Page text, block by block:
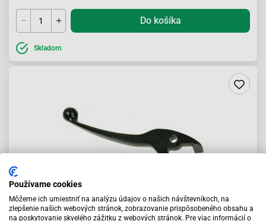
Do košíka
Skladom
Brzdová páčka ľavá zadná kotúčová brzda
Používame cookies
Môžeme ich umiestniť na analýzu údajov o našich návštevníkoch, na
zlepšenie našich webových stránok, zobrazovanie prispôsobeného obsahu a
na poskytovanie skvelého zážitku z webových stránok. Pre viac informácií o